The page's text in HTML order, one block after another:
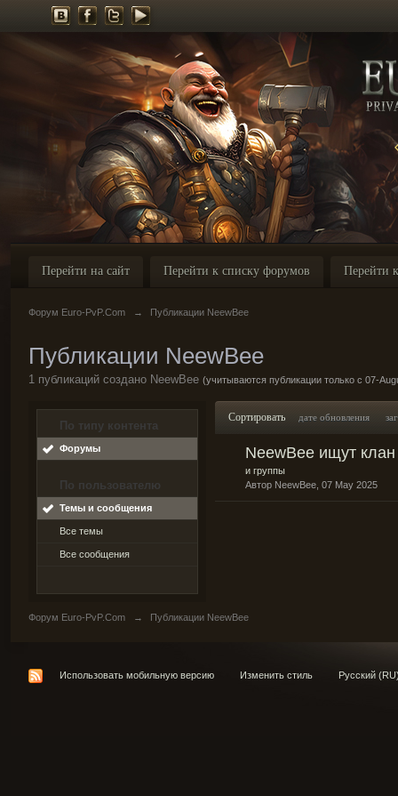
Перейти на сайт Перейти к списку форумов Перейти
Форум Euro-PvP.Com → Публикации NeewBee
Публикации NeewBee
1 публикаций создано NeewBee (учитываются публикации только с 07-
По типу контента
Форумы
По пользователю
Темы и сообщения
Все темы
Все сообщения
Сортировать дате обновления
NeewBee ищут клан
и группы
Автор NeewBee , 07 May 2025
Форум Euro-PvP.Com → Публикации NeewBee
Использовать мобильную версию Изменить стиль Русский